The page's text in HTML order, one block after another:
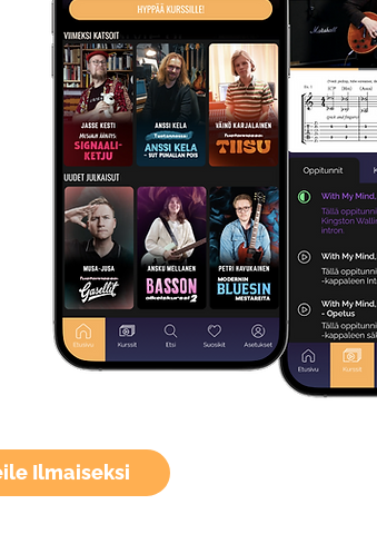
Ilmaiseksi